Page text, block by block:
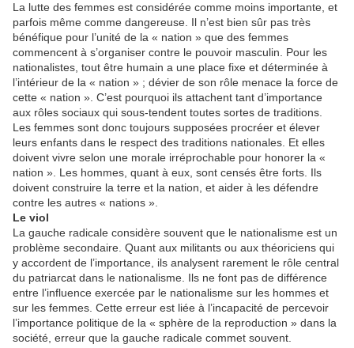
La lutte des femmes est considérée comme moins importante, et
parfois même comme dangereuse. Il n’est bien sûr pas très
bénéfique pour l’unité de la « nation » que des femmes
commencent à s’organiser contre le pouvoir masculin. Pour les
nationalistes, tout être humain a une place fixe et déterminée à
l’intérieur de la « nation » ; dévier de son rôle menace la force de
cette « nation ». C’est pourquoi ils attachent tant d’importance
aux rôles sociaux qui sous-tendent toutes sortes de traditions.
Les femmes sont donc toujours supposées procréer et élever
leurs enfants dans le respect des traditions nationales. Et elles
doivent vivre selon une morale irréprochable pour honorer la «
nation ». Les hommes, quant à eux, sont censés être forts. Ils
doivent construire la terre et la nation, et aider à les défendre
contre les autres « nations ».
Le viol
La gauche radicale considère souvent que le nationalisme est un
problème secondaire. Quant aux militants ou aux théoriciens qui
y accordent de l’importance, ils analysent rarement le rôle central
du patriarcat dans le nationalisme. Ils ne font pas de différence
entre l’influence exercée par le nationalisme sur les hommes et
sur les femmes. Cette erreur est liée à l’incapacité de percevoir
l’importance politique de la « sphère de la reproduction » dans la
société, erreur que la gauche radicale commet souvent.